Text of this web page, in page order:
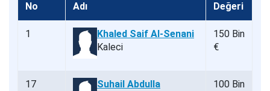
No
Adı
Değeri
1
Khaled Saif Al-Senani
Kaleci
150 Bin
€
17
Suhail Abdulla
100 Bin